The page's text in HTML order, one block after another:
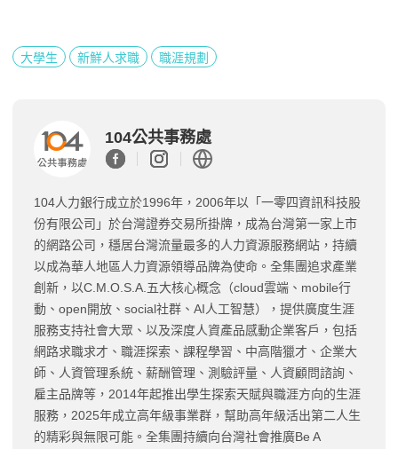
大學生 新鮮人求職 職涯規劃
104公共事務處
104人力銀行成立於1996年，2006年以「一零四資訊科技股
份有限公司」於台灣證券交易所掛牌，成為台灣第一家上市
的網路公司，穩居台灣流量最多的人力資源服務網站，持續
以成為華人地區人力資源領導品牌為使命。全集團追求產業
創新，以C.M.O.S.A.五大核心概念（cloud雲端、mobile行
動、open開放、social社群、AI人工智慧），提供廣度生涯
服務支持社會大眾、以及深度人資產品感動企業客戶，包括
網路求職求才、職涯探索、課程學習、中高階獵才、企業大
師、人資管理系統、薪酬管理、測驗評量、人資顧問諮詢、
雇主品牌等，2014年起推出學生探索天賦與職涯方向的生涯
服務，2025年成立高年級事業群，幫助高年級活出第二人生
的精彩與無限可能。全集團持續向台灣社會推廣Be A